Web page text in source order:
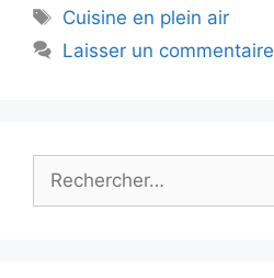
Étiquettes
Cuisine en plein air
Laisser un commentaire